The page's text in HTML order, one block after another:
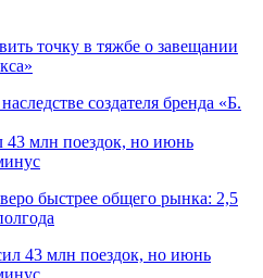
точку в тяжбе о завещании
43 млн поездок, но июнь
быстрее общего рынка: 2,5